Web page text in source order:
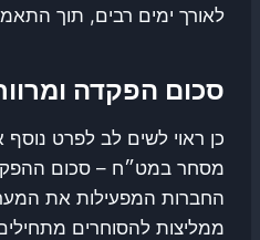
לאורך ימים רבים, תוך
סכום הפקדה
כן ראוי לשים לב לפרט נוסף
מסחר במט״ח – סכום
החברות המפעילות את
ממליצות להסוחרים